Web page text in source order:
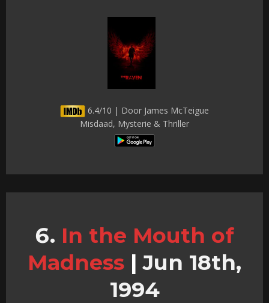
6.4/10 | Door James McTeigue
Misdaad, Mysterie & Thriller
In the Mouth of
Madness | Jun 18th,
1994